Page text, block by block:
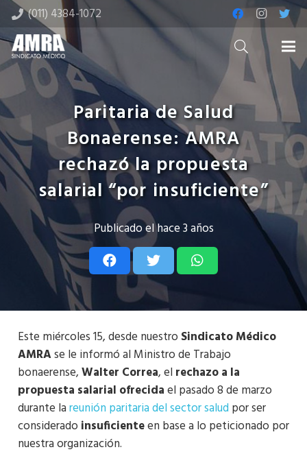
(011) 4384-1072
Paritaria de Salud
Bonaerense: AMRA
rechazó la propuesta
salarial “por insuficiente”
Publicado elhace 3 años
Este miércoles 15, desde nuestro Sindicato Médico
AMRAse le informó al Ministro de Trabajo
bonaerense,Walter Correa, el rechazo a la
propuesta salarial ofrecidael pasado 8 de marzo
durante lareunión paritaria del sector salud por ser
considerado insuficienteen base a lo peticionado por
nuestra organización.